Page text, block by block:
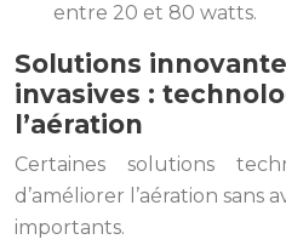
entre 20 et 80 watts.
Solutions
invasives :
l’aération
Certaines solutions
d’améliorer l’aération sans
importants.